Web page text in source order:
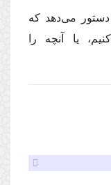
دستور مى‌دهد كه
یا آنچه را